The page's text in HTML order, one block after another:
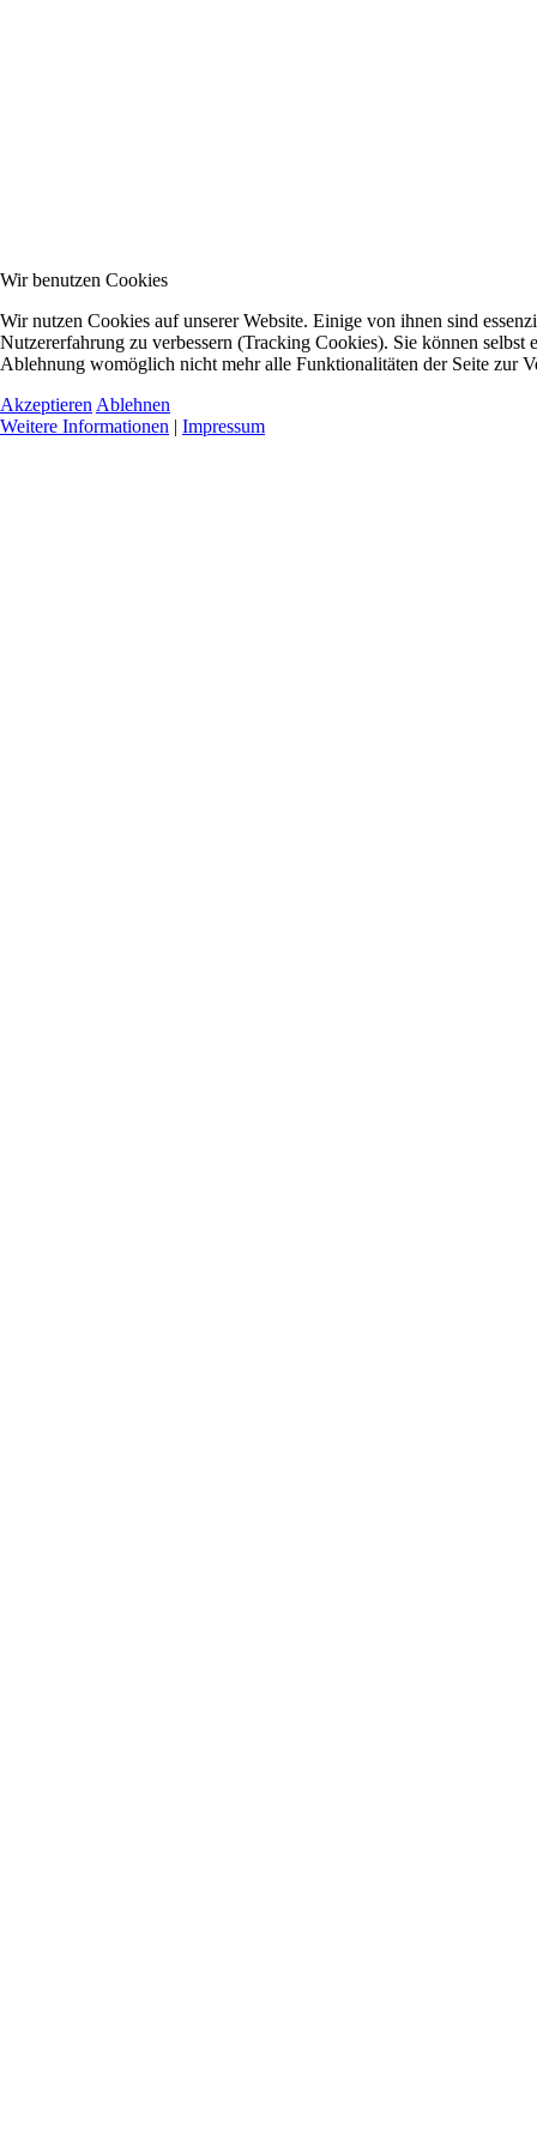
Wir benutzen Cookies
Wir nutzen Cookies auf unserer Website. Einige von ihnen sind
Nutzererfahrung zu verbessern (Tracking Cookies). Sie können selbst
Ablehnung womöglich nicht mehr alle Funktionalitäten der Seite zur
Akzeptieren Ablehnen
Weitere Informationen | Impressum